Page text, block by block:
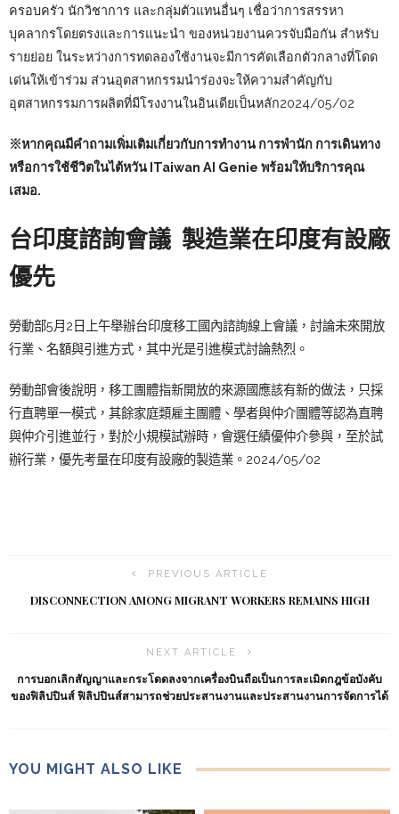
ครอบครัว นักวิชาการ และกลุ่มตัวแทนอื่นๆ เชื่อว่าการสรรหา
บุคลากรโดยตรงและการแนะนำ ของหน่วยงานควรจับมือกัน สำหรับ
รายย่อย ในระหว่างการทดลองใช้งานจะมีการคัดเลือกตัวกลางที่โดด
เด่นให้เข้าร่วม ส่วนอุตสาหกรรมนำร่องจะให้ความสำคัญกับ
อุตสาหกรรมการผลิตที่มีโรงงานในอินเดียเป็นหลัก2024/05/02
※หากคุณมีคำถามเพิ่มเติมเกี่ยวกับการทำงาน การพำนัก การเดินทาง
หรือการใช้ชีวิตในไต้หวัน ITaiwan AI Genie พร้อมให้บริการคุณ
เสมอ.
台印度諮詢會議 製造業在印度有設廠
優先
勞動部5月2日上午舉辦台印度移工國內諮詢線上會議，討論未來開放
行業、名額與引進方式，其中光是引進模式討論熱烈。
勞動部會後說明，移工團體指新開放的來源國應該有新的做法，只採
行直聘單一模式，其餘家庭類雇主團體、學者與仲介團體等認為直聘
與仲介引進並行，對於小規模試辦時，會選任績優仲介參與，至於試
辦行業，優先考量在印度有設廠的製造業。2024/05/02
PREVIOUS ARTICLE
DISCONNECTION AMONG MIGRANT WORKERS REMAINS HIGH
NEXT ARTICLE
การบอกเลิกสัญญาและกระโดดลงจากเครื่องบินถือเป็นการละเมิดกฎข้อบังคับ
ของฟิลิปปินส์ ฟิลิปปินส์สามารถช่วยประสานงานและประสานงานการจัดการได้
YOU MIGHT ALSO LIKE